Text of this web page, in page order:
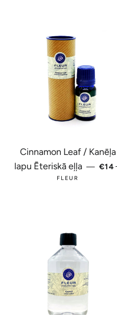
Cinnamon Leaf / Kanēļa
lapu Ēteriskā eļļa — €14
FLEUR